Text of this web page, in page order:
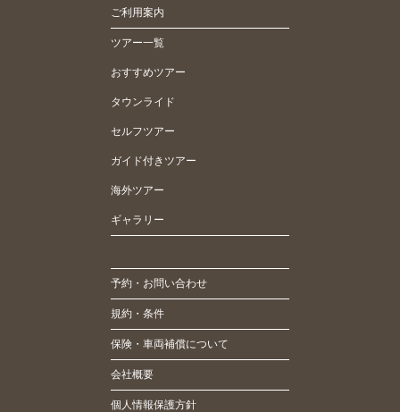
ご利用案内
ツアー一覧
おすすめツアー
タウンライド
セルフツアー
ガイド付きツアー
海外ツアー
ギャラリー
予約・お問い合わせ
規約・条件
保険・車両補償について
会社概要
個人情報保護方針